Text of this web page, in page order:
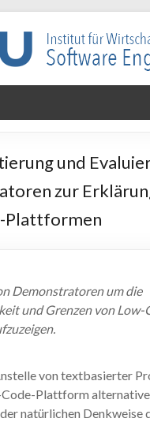
und
zur
Plattformen
Demonstratoren um die
und Grenzen von Low-
von textbasierter
Plattform
natürlichen Denkweise